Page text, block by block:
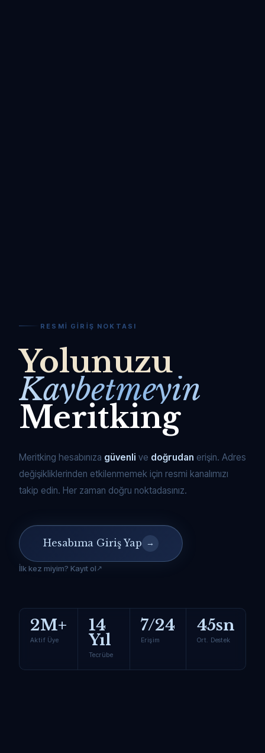
RESMI GIRIŞ NOKTASI
Yolunuzu
Kaybetmeyin
Meritking
Meritking hesabınıza güvenli ve doğrudan erişin. Adres
değişikliklerinden etkilenmemek için resmi kanalımızı
takip edin. Her zaman doğru noktadasınız.
Hesabıma Giriş Yap →
İlk kez miyim? Kayıt ol
2M+
Aktif Üye
14
Yıl
Tecrübe
7/24
Erişim
45sn
Ort. Destek